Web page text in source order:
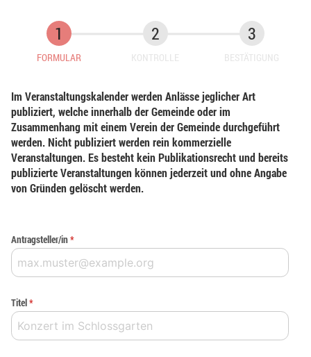
FORMULAR KONTROLLE BESTÄTIGUNG
Im Veranstaltungskalender werden Anlässe jeglicher Art
publiziert, welche innerhalb der Gemeinde oder im
Zusammenhang mit einem Verein der Gemeinde durchgeführt
werden. Nicht publiziert werden rein kommerzielle
Veranstaltungen. Es besteht kein Publikationsrecht und bereits
publizierte Veranstaltungen können jederzeit und ohne Angabe
von Gründen gelöscht werden.
Antragsteller/in*
Titel*